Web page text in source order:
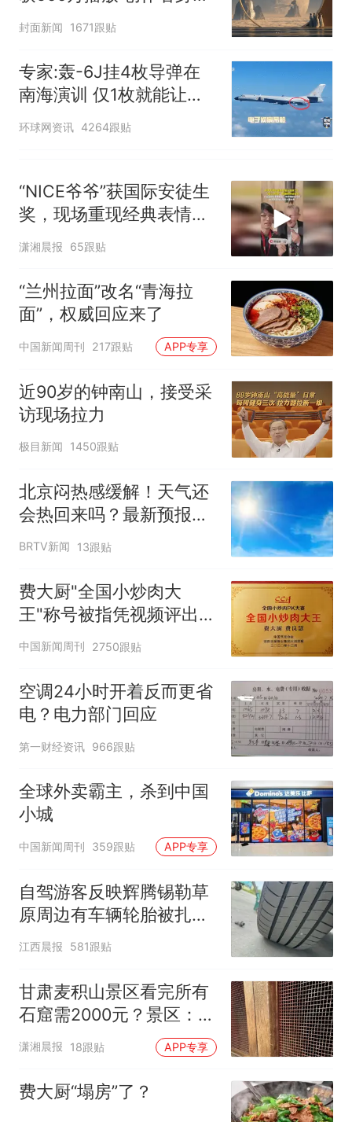
披露
封面新闻 1671跟贴
专家:轰-6J挂4枚导弹在
南海演训 仅1枚就能让航
母瘫痪
环球网资讯 4264跟贴
“NICE爷爷”获国际安徒生
奖，现场重现经典表情
包，向中国粉丝问好
潇湘晨报 65跟贴
“兰州拉面”改名“青海拉
面”，权威回应来了
中国新闻周刊 217跟贴 APP专享
近90岁的钟南山，接受采
访现场拉力
极目新闻 1450跟贴
北京闷热感缓解！天气还
会热回来吗？最新预报
——
BRTV新闻 13跟贴
费大厨"全国小炒肉大
王"称号被指凭视频评出
官方回应
中国新闻周刊 2750跟贴
空调24小时开着反而更省
电？电力部门回应
第一财经资讯 966跟贴
全球外卖霸主，杀到中国
小城
中国新闻周刊 359跟贴 APP专享
自驾游客反映辉腾锡勒草
原周边有车辆轮胎被扎，
修理店铺换胎价格高达千
江西晨报 581跟贴
甘肃麦积山景区看完所有
石窟需2000元？景区：部
分石窟受特别保护，游客
可按需买
潇湘晨报 18跟贴 APP专享
费大厨“塌房”了？